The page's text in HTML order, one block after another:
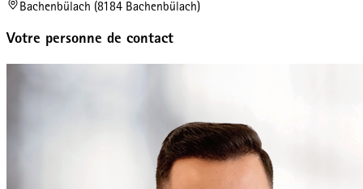
Bachenbülach (8184 Bachenbülach)
Votre personne de contact